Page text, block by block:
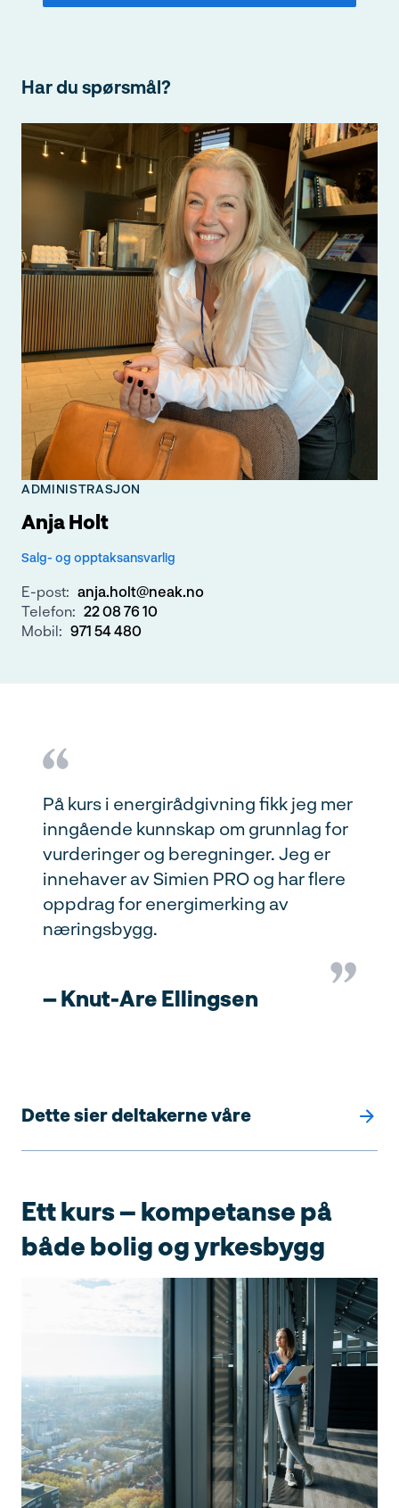
Har du spørsmål?
ADMINISTRASJON
Anja Holt
Salg- og opptaksansvarlig
E-post: anja.holt@neak.no
Telefon: 22 08 76 10
Mobil: 971 54 480
På kurs i energirådgivning fikk jeg mer
inngående kunnskap om grunnlag for
vurderinger og beregninger. Jeg er
innehaver av Simien PRO og har flere
oppdrag for energimerking av
næringsbygg.
– Knut-Are Ellingsen
Dette sier deltakerne våre
Ett kurs – kompetanse på
både bolig og yrkesbygg